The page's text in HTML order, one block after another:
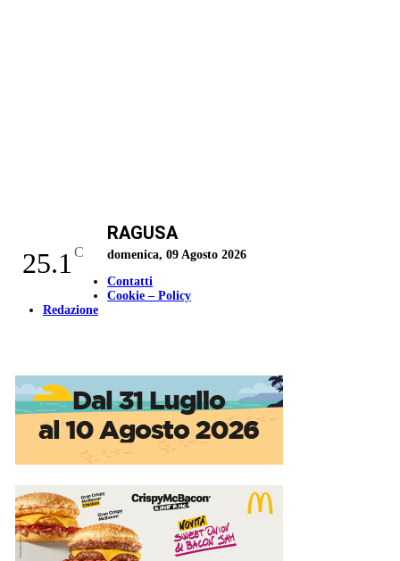
25.1 C
RAGUSA
domenica, 09 Agosto 2026
Contatti
Cookie – Policy
Redazione